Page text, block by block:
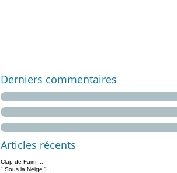
Derniers commentaires
Articles récents
Clap de Faim ...
" Sous la Neige " ...